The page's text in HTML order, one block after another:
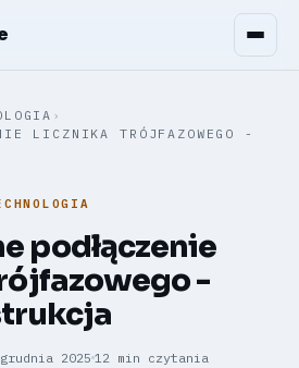
›
LICZNIKA TRÓJFAZOWEGO -
podłączenie
-
2025 12 min czytania